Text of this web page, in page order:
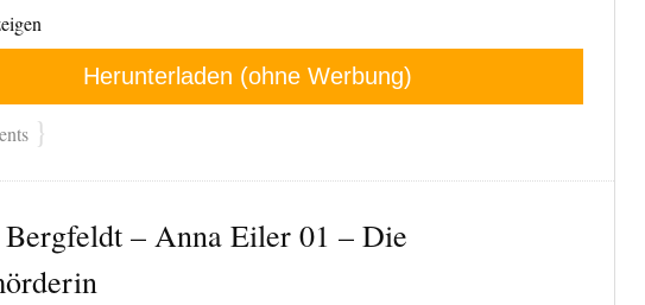
Herunterladen (ohne Werbung)
}
– Anna Eiler 01 – Die